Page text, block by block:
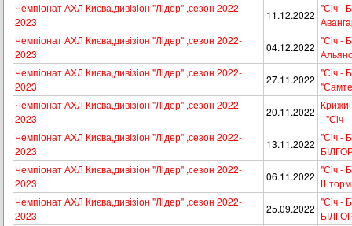
Чемпіонат АХЛ Києва,дивізіон "Лiдер" ,сезон 2022-
2023
11.12.2022
"Сiч -
Чемпіонат АХЛ Києва,дивізіон "Лiдер" ,сезон 2022-
2023
04.12.2022
"Сiч -
Альянс
Чемпіонат АХЛ Києва,дивізіон "Лiдер" ,сезон 2022-
2023
27.11.2022
"Сiч -
Чемпіонат АХЛ Києва,дивізіон "Лiдер" ,сезон 2022-
2023
20.11.2022
- "Сiч -
Чемпіонат АХЛ Києва,дивізіон "Лiдер" ,сезон 2022-
2023
13.11.2022
"Сiч -
Чемпіонат АХЛ Києва,дивізіон "Лiдер" ,сезон 2022-
2023
06.11.2022
"Сiч -
Шторм
Чемпіонат АХЛ Києва,дивізіон "Лiдер" ,сезон 2022-
2023
25.09.2022
"Сiч -